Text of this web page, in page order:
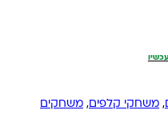
, משחקי קלפים, משחקים